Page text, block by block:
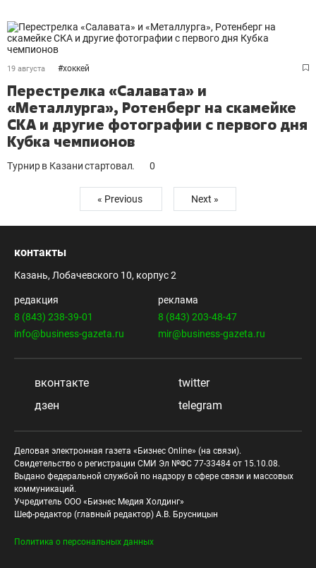
19 августа #хоккей
Перестрелка «Салавата» и
«Металлурга», Ротенберг на скамейке
СКА и другие фотографии с первого дня
Кубка чемпионов
Турнир в Казани стартовал. 0
« Previous Next »
контакты
Казань, Лобачевского 10, корпус 2
редакция
8 (843) 238-39-01
info@business-gazeta.ru
реклама
8 (843) 203-48-47
mir@business-gazeta.ru
вконтакте
twitter
дзен
telegram
Деловая электронная газета «Бизнес Online» (на связи).
Свидетельство о регистрации СМИ Эл №ФС 77-33484 от 15.10.08.
Выдано федеральной службой по надзору в сфере связи и массовых
коммуникаций.
Учредитель ООО «Бизнес Медия Холдинг»
Шеф-редактор (главный редактор) А.В. Брусницын
Политика о персональных данных